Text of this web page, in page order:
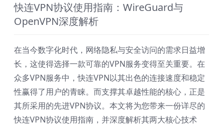
快连VPN协议使用指南：WireGuard与
OpenVPN深度解析
在当今数字化时代，网络隐私与安全访问的需求日益增
长，这使得选择一款可靠的VPN服务变得至关重要。在
众多VPN服务中，快连VPN以其出色的连接速度和稳定
性赢得了用户的青睐。而支撑其卓越性能的核心，正是
其所采用的先进VPN协议。本文将为您带来一份详尽的
快连VPN协议使用指南，并深度解析其两大核心技术